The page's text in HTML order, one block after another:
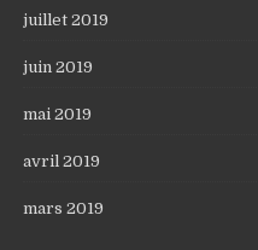
juillet 2019
juin 2019
mai 2019
avril 2019
mars 2019